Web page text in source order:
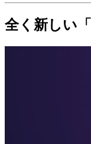
全く新しい